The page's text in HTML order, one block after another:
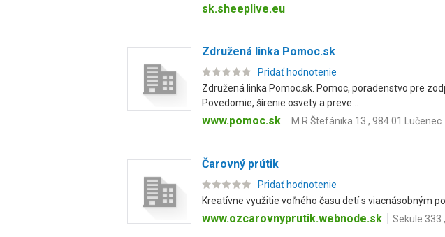
sk.sheeplive.eu
Združená linka Pomoc.sk
Pridať hodnotenie
Združená linka Pomoc.sk. Pomoc, poradenstvo pre
Povedomie, šírenie osvety a preve...
www.pomoc.sk M.R.Štefánika 13 , 984 01 Lučenec
Čarovný prútik
Pridať hodnotenie
Kreatívne využitie voľného času detí s viacnásobným
www.ozcarovnyprutik.webnode.sk Sekule 333